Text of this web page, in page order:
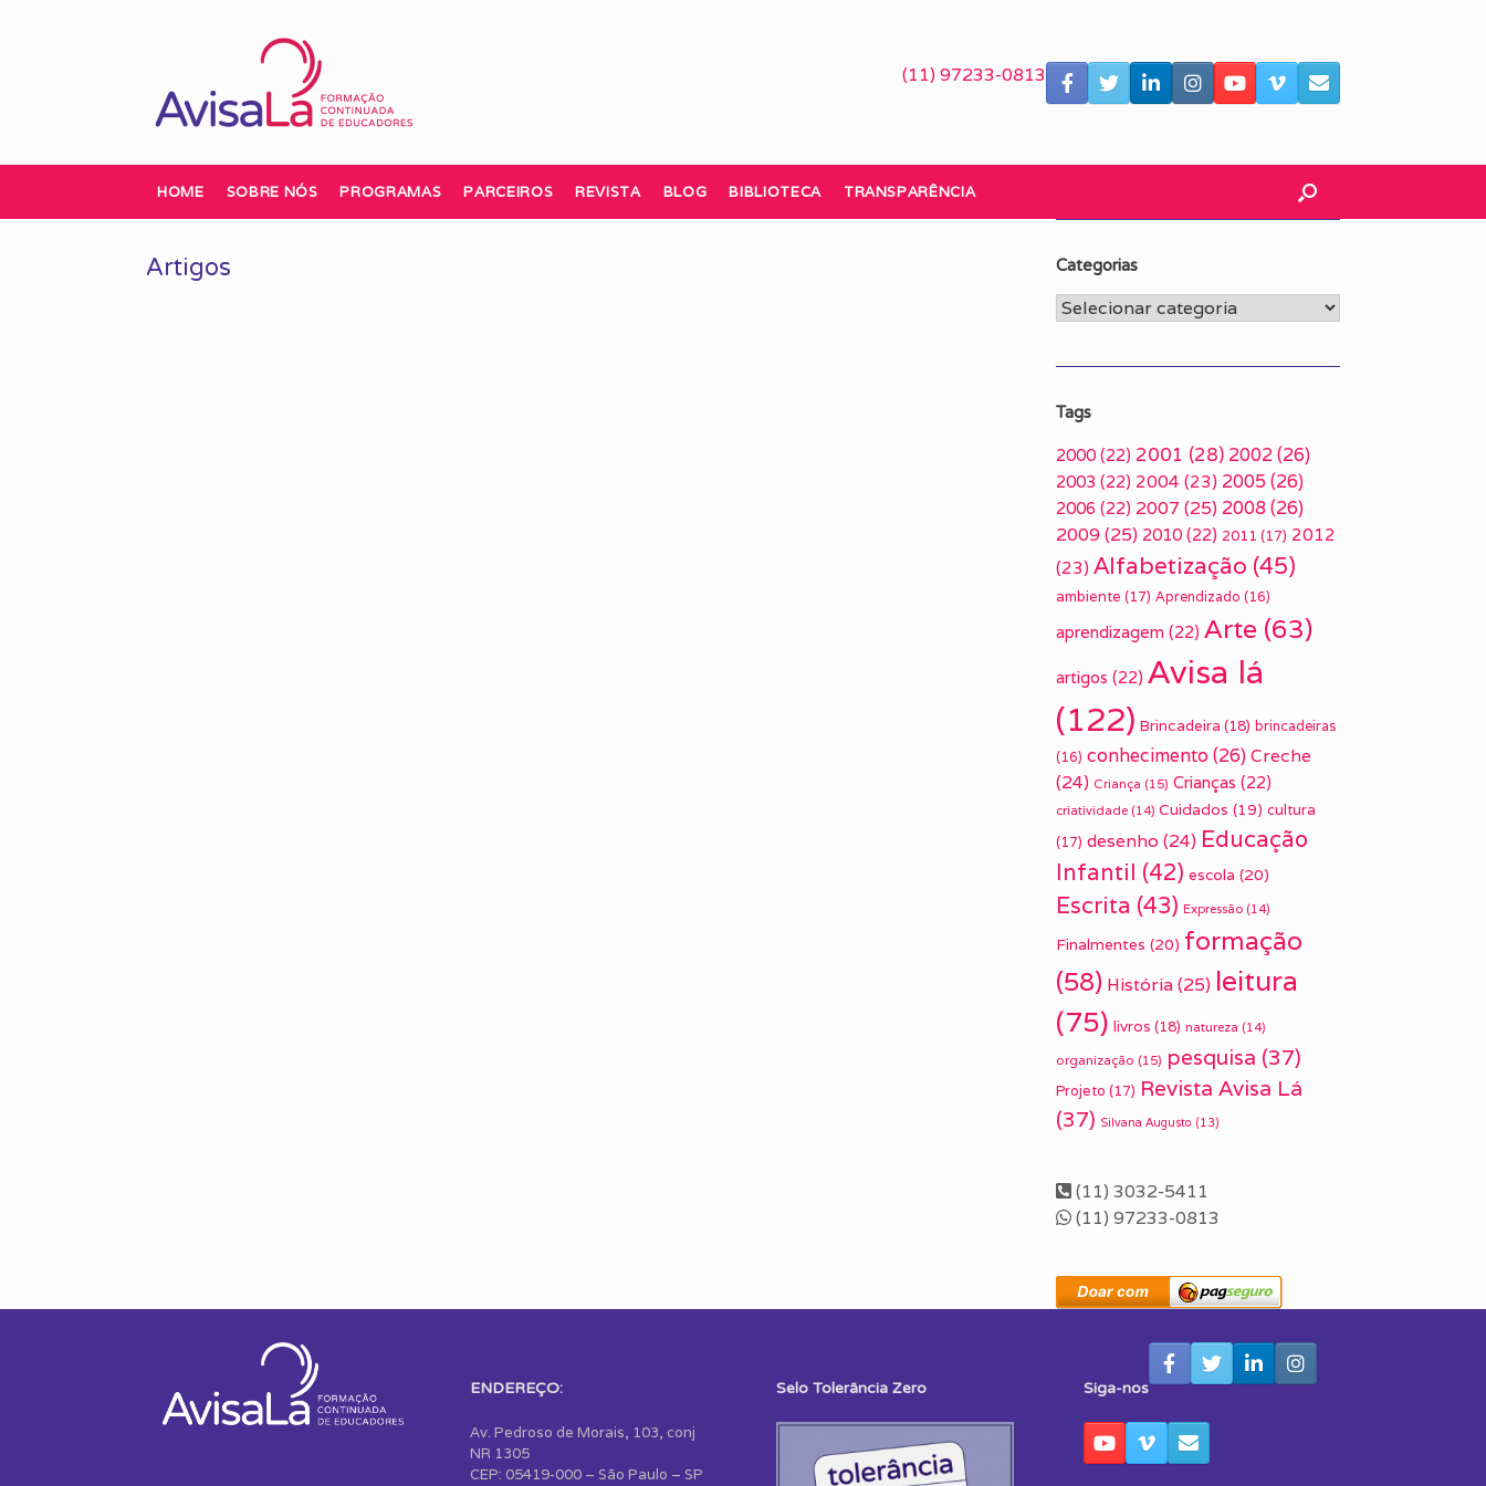
(11) 97233-0813
HOME SOBRE NÓS PROGRAMAS PARCEIROS REVISTA BLOG BIBLIOTECA TRANSPARÊNCIA
Artigos Categorias
Categorias
Tags
2000 (22) 2001 (28) 2002(26)
2003 (22) 2004 (23) 2005 (26)
2006 (22) 2007 (25) 2008(26)
2009(25) 2010 (22) 2011 (17) 2012
(23) Alfabetização (45)
ambiente (17) Aprendizado (16)
aprendizagem (22) Arte (63)
artigos (22) Avisa lá
(122) Brincadeira (18) brincadeiras
(16) conhecimento(26) Creche
(24) Criança (15) Crianças (22)
criatividade (14) Cuidados (19) cultura
(17) desenho (24) Educação
Infantil (42) escola (20)
Escrita (43) Expressão (14)
Finalmentes (20) formação
(58) História(25) leitura
(75) livros (18) natureza (14)
organização (15) pesquisa (37)
Projeto (17) Revista Avisa Lá
(37) Silvana Augusto (13)
(11) 3032-5411
(11) 97233-0813
ENDEREÇO:
Av. Pedroso de Morais, 103, conj
NR 1305
CEP: 05419-000 – São Paulo – SP
Selo Tolerância Zero Siga-nos